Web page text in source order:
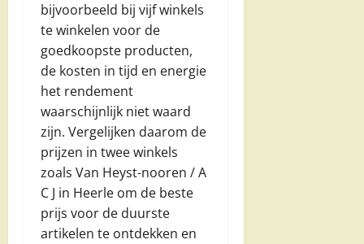
bijvoorbeeld bij vijf winkels
te winkelen voor de
goedkoopste producten,
de kosten in tijd en energie
het rendement
waarschijnlijk niet waard
zijn. Vergelijken daarom de
prijzen in twee winkels
zoals Van Heyst-nooren / A
C J in Heerle om de beste
prijs voor de duurste
artikelen te ontdekken en